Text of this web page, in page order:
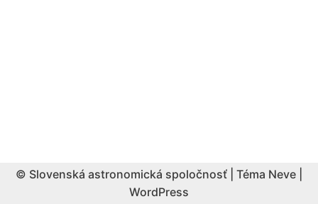
© Slovenská astronomická spoločnosť | Téma Neve
WordPress